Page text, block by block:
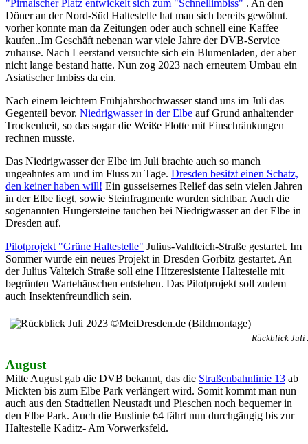
"Pirnaischer Platz entwickelt sich zum "Schnellimbiss" . An den
Döner an der Nord-Süd Haltestelle hat man sich bereits gewöhnt.
vorher konnte man da Zeitungen oder auch schnell eine Kaffee
kaufen..Im Geschäft nebenan war viele Jahre der DVB-Service
zuhause. Nach Leerstand versuchte sich ein Blumenladen, der aber
nicht lange bestand hatte. Nun zog 2023 nach erneutem Umbau ein
Asiatischer Imbiss da ein.
Nach einem leichtem Frühjahrshochwasser stand uns im Juli das
Gegenteil bevor. Niedrigwasser in der Elbe auf Grund anhaltender
Trockenheit, so das sogar die Weiße Flotte mit Einschränkungen
rechnen musste.
Das Niedrigwasser der Elbe im Juli brachte auch so manch
ungeahntes am und im Fluss zu Tage. Dresden besitzt einen Schatz,
den keiner haben will! Ein gusseisernes Relief das sein vielen Jahren
in der Elbe liegt, sowie Steinfragmente wurden sichtbar. Auch die
sogenannten Hungersteine tauchen bei Niedrigwasser an der Elbe in
Dresden auf.
Pilotprojekt "Grüne Haltestelle" Julius-Vahlteich-Straße gestartet. Im
Sommer wurde ein neues Projekt in Dresden Gorbitz gestartet. An
der Julius Valteich Straße soll eine Hitzeresistente Haltestelle mit
begrünten Wartehäuschen entstehen. Das Pilotprojekt soll zudem
auch Insektenfreundlich sein.
Rückblick Juli
August
Mitte August gab die DVB bekannt, das die Straßenbahnlinie 13 ab
Mickten bis zum Elbe Park verlängert wird. Somit kommt man nun
auch aus den Stadtteilen Neustadt und Pieschen noch bequemer in
den Elbe Park. Auch die Buslinie 64 fährt nun durchgängig bis zur
Haltestelle Kaditz- Am Vorwerksfeld.